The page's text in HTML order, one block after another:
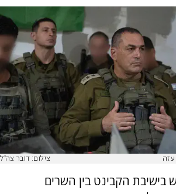
עזה צילום: דובר צה"ל
הקבינט בין השרים